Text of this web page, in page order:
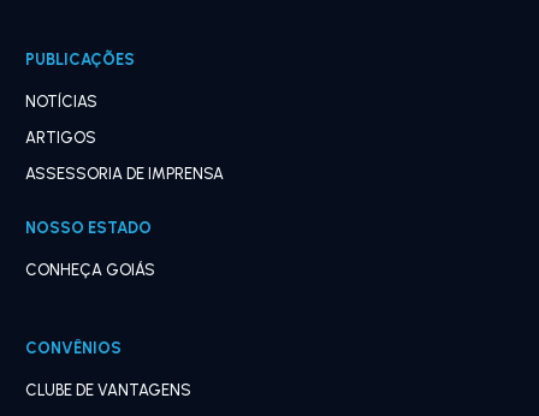
PUBLICAÇÕES
NOTÍCIAS
ARTIGOS
ASSESSORIA DE IMPRENSA
NOSSO ESTADO
CONHEÇA GOIÁS
CONVÊNIOS
CLUBE DE VANTAGENS